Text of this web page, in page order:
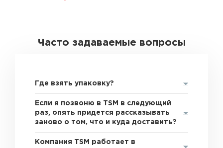
Часто задаваемые вопросы
Где взять упаковку?
Если я позвоню в TSM в следующий
раз, опять придется рассказывать
заново о том, что и куда доставить?
Компания TSM работает в